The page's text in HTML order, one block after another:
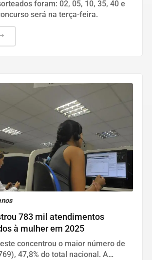
foram: 02, 05, 10, 35, 40 e
será na terça-feira.
783 mil atendimentos
à mulher em 2025
concentrou o maior número de
47,8% do total nacional. A